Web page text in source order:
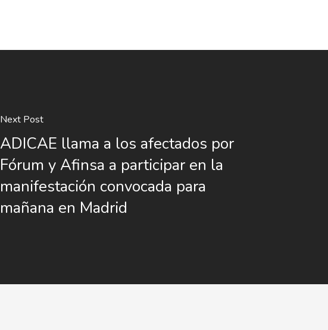
Next Post
ADICAE llama a los afectados por
Fórum y Afinsa a participar en la
manifestación convocada para
mañana en Madrid